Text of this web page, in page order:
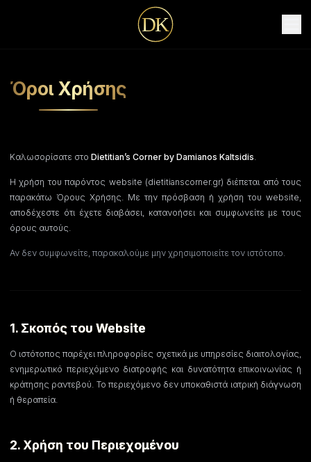
DK
Όροι Χρήσης
Καλωσορίσατε στο Dietitian’s Corner by Damianos Kaltsidis.
Η χρήση του παρόντος website (dietitianscorner.gr) διέπεται από τους
παρακάτω Όρους Χρήσης. Με την πρόσβαση ή χρήση του website,
αποδέχεστε ότι έχετε διαβάσει, κατανοήσει και συμφωνείτε με τους
όρους αυτούς.
Αν δεν συμφωνείτε, παρακαλούμε μην χρησιμοποιείτε τον ιστότοπο.
1. Σκοπός του Website
Ο ιστότοπος παρέχει πληροφορίες σχετικά με υπηρεσίες διαιτολογίας,
ενημερωτικό περιεχόμενο διατροφής και δυνατότητα επικοινωνίας ή
κράτησης ραντεβού. Το περιεχόμενο δεν υποκαθιστά ιατρική διάγνωση
ή θεραπεία.
2. Χρήση του Περιεχομένου